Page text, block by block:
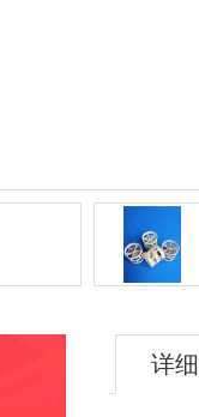
详